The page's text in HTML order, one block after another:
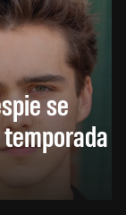
se